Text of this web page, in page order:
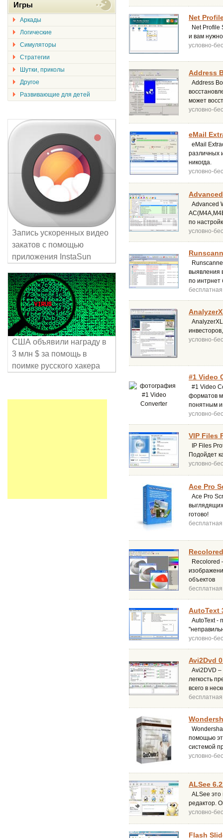
Net
Net Profile
и вам
условно-
Address
Address
может
условно-
eMail
eMail
различных
никогда.
условно-
Advanced
по
условно-
выявления
по интрнет
бесплатная
условно-
#1 Video
#1 Video
форматов
понятным
условно-
VIP Files
IP Files
Подойдет
условно-
Ace Pro
Ace Pro
готово!
бесплатная
Recolored
объектов
бесплатная
AutoText
AutoText -
условно-
Avi2Dvd
Avi2DVD –
легкость
всего в
бесплатная
помощью
системой
условно-
ALSee
ALSee
редактор.
условно-
Flash
Игры
Аркады
Логические
Симуляторы
Стратегии
Шутки, приколы
Другое
Развивающие для детей
Запись ускоренных видео
закатов с помощью
приложения InstaSun
США объявили награду в
3 млн $ за помощь в
поимке русского хакера